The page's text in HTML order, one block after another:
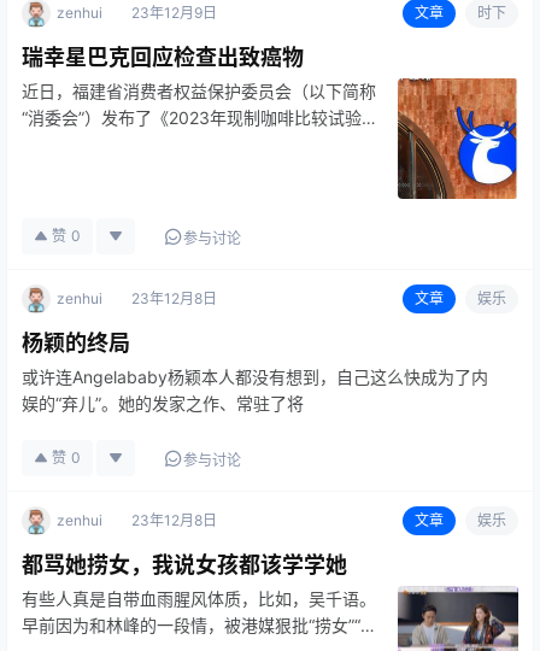
zenhui 23年12月9日 文章 时下
瑞幸星巴克回应检查出致癌物
近日，福建省消费者权益保护委员会（以下简称
“消委会”）发布了《2023年现制咖啡比较试验报
赞 0 参与讨论
zenhui 23年12月8日 文章 娱乐
杨颖的终局
或许连Angelababy杨颖本人都没有想到，自己这么快成为了内
娱的“弃儿”。她的发家之作、常驻了将
赞 0 参与讨论
zenhui 23年12月8日 文章 娱乐
都骂她捞女，我说女孩都该学学她
有些人真是自带血雨腥风体质，比如，吴千语。
早前因为和林峰的一段情，被港媒狠批“捞女”“拜